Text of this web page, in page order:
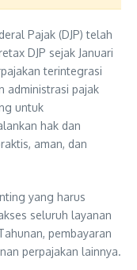
Pajak (DJP) telah
DJP sejak Januari
terintegrasi
administrasi pajak
untuk
hak dan
aman, dan
yang harus
seluruh layanan
pembayaran
perpajakan lainnya.